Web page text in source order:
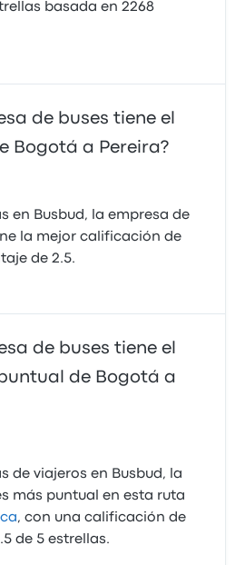
basada en 2268
de buses tiene el
Bogotá a Pereira?
en Busbud, la empresa de
la mejor calificación de
de 2.5.
de buses tiene el
de Bogotá a
de viajeros en Busbud, la
más puntual en esta ruta
, con una calificación de
de 5 estrellas.